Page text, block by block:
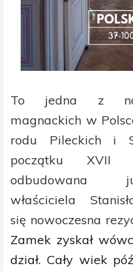
To jedna z
magnackich w
rodu Pileckich i
początku
właściciela
się nowoczesna
Zamek zyskał
dział. Cały wiek